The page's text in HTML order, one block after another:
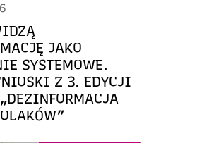
JAKO
SYSTEMOWE.
Z 3. EDYCJI